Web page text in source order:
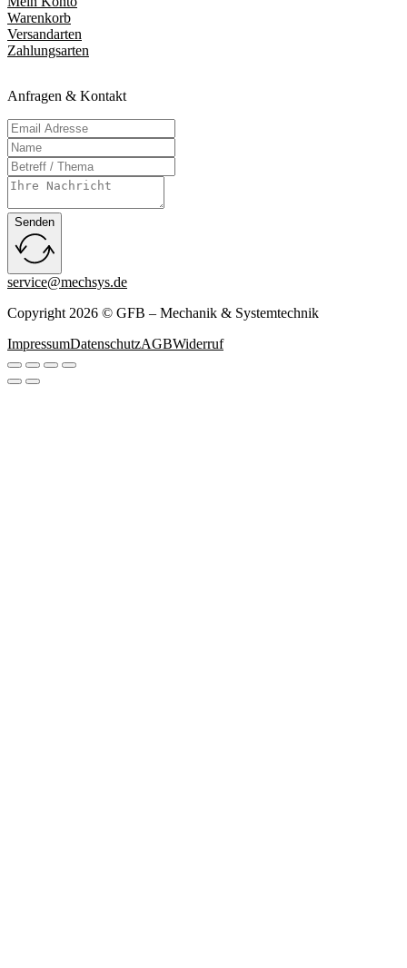
Warenkorb
Versandarten
Zahlungsarten
Anfragen & Kontakt
Senden
service@mechsys.de
Copyright 2026 © GFB – Mechanik & Systemtechnik
ImpressumDatenschutzAGBWiderruf